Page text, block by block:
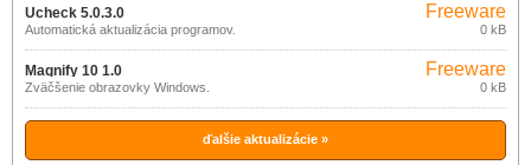
Ucheck 5.0.3.0
Automatická aktualizácia programov.
Freeware
0 kB
Magnify 10 1.0
Zväčšenie obrazovky Windows.
Freeware
0 kB
ďalšie aktualizácie »